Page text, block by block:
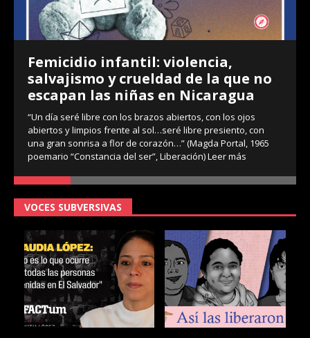
Femicidio infantil: violencia,
salvajismo y crueldad de la que no
escapan las niñas en Nicaragua
“Un día seré libre con los brazos abiertos, con los ojos
abiertos y limpios frente al sol…seré libre presiento, con
una gran sonrisa a flor de corazón…” (Magda Portal, 1965
poemario “Constancia del ser”, Liberación)Leer más
VOCES SUBVERSIVAS